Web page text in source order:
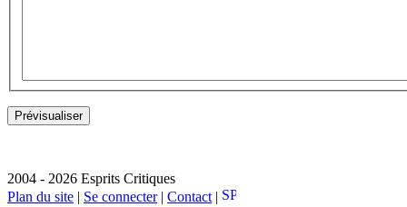
2004 - 2026 Esprits Critiques
Plan du site | Se connecter| Contact |